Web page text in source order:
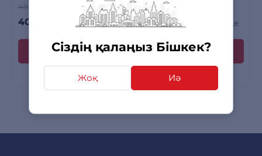
Сіздің қалаңыз Бішкек?
Жоқ Иә
49 290 сом -18%
40 590 Көрмеде